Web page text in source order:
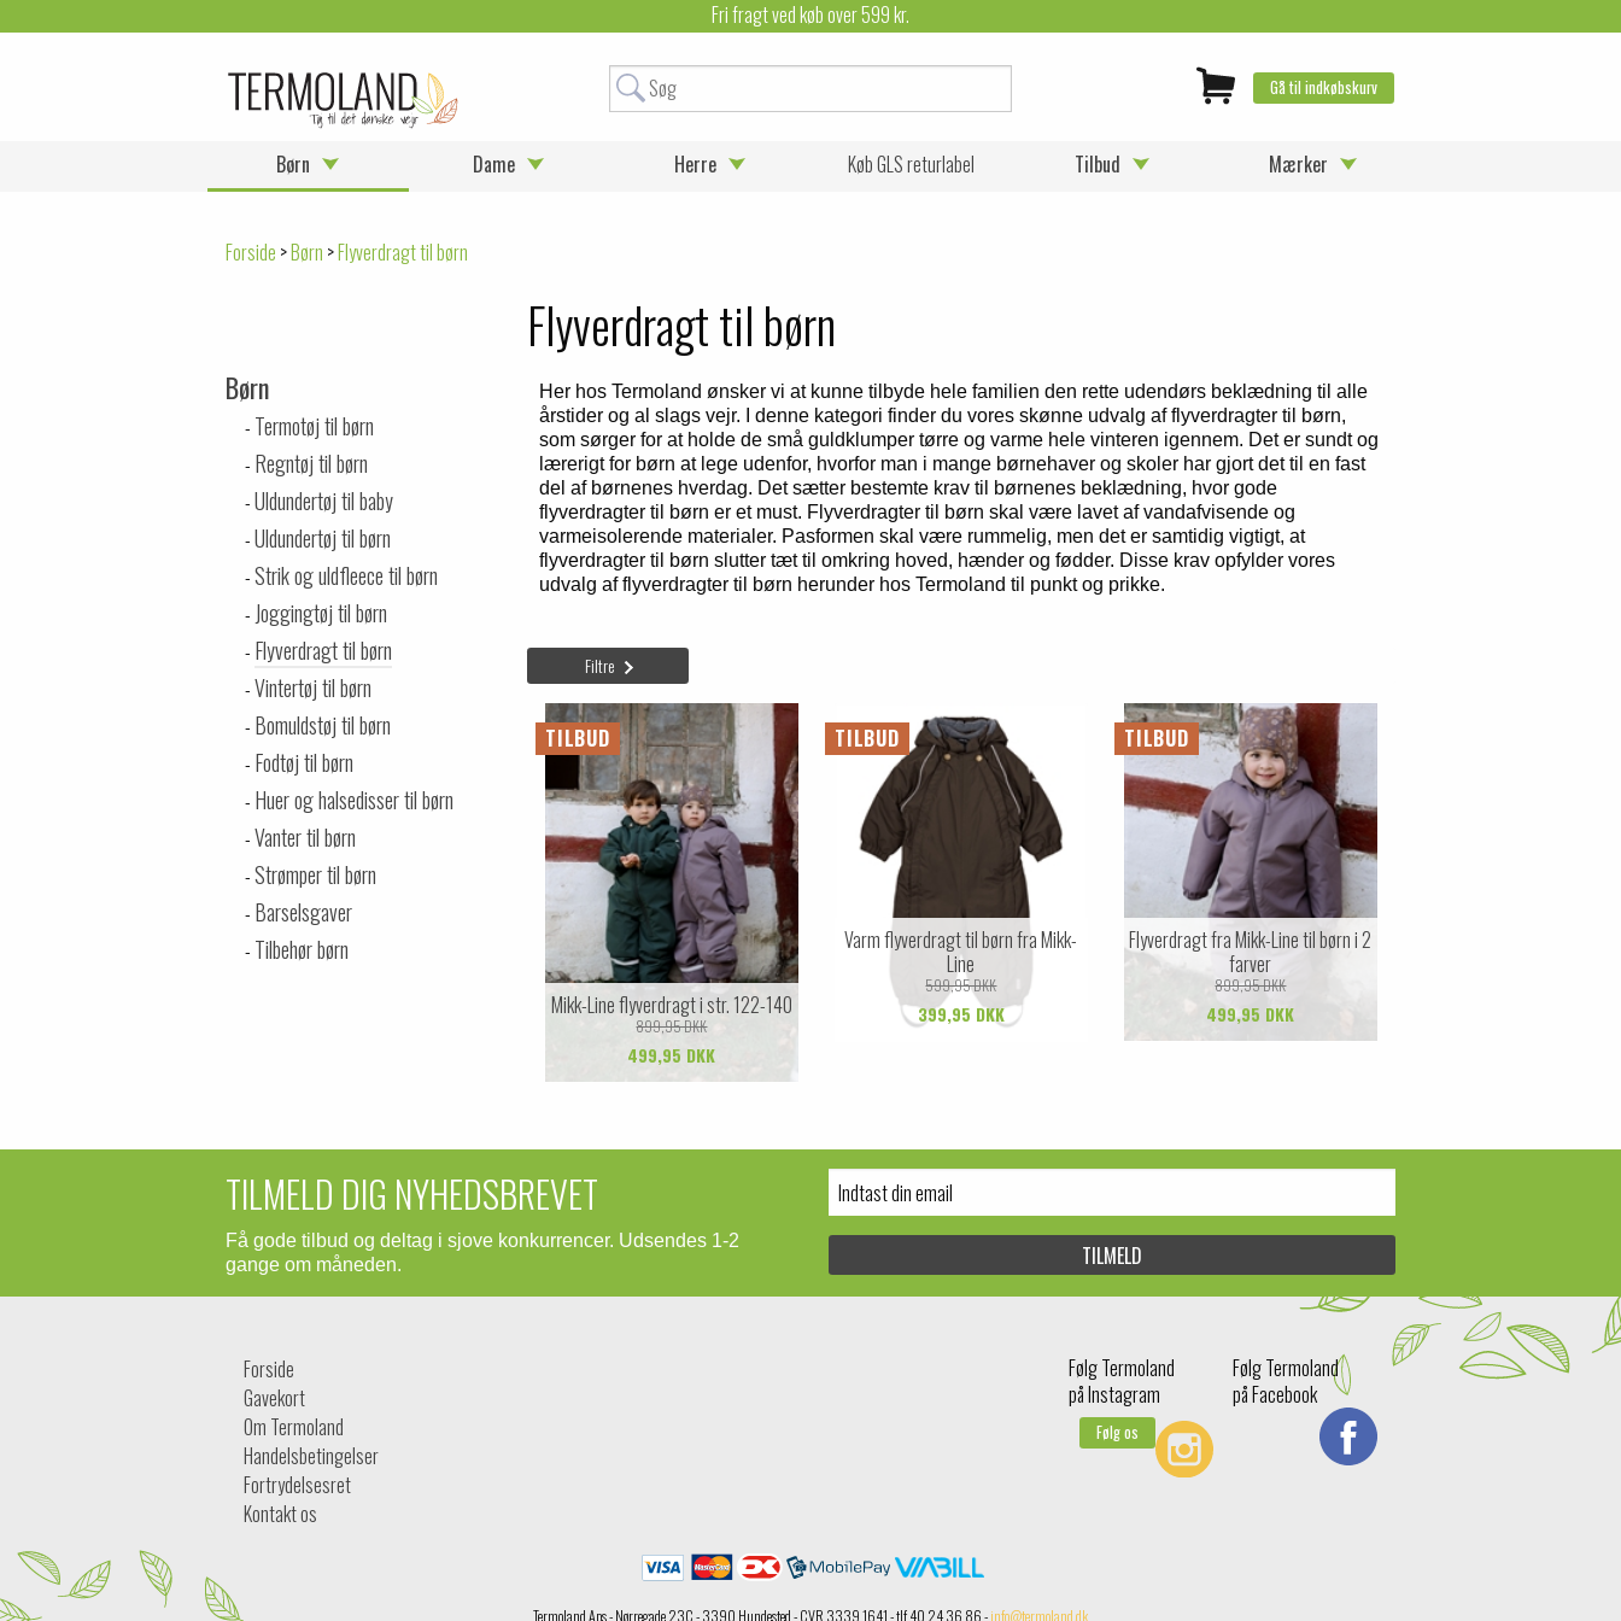
Fri fragt ved køb over 599 kr.
Gå til indkøbskurv
Børn Dame Herre Køb GLS returlabel Tilbud Mærker
Forside >Børn >Flyverdragt til børn
Flyverdragt til børn
Børn
Termotøj til børn
Regntøj til børn
Uldundertøj til baby
Uldundertøj til børn
Strik og uldfleece til børn
Joggingtøj til børn
Flyverdragt til børn
Vintertøj til børn
Bomuldstøj til børn
Fodtøj til børn
Huer og halsedisser til børn
Vanter til børn
Strømper til børn
Barselsgaver
Tilbehør børn
Her hos Termoland ønsker vi at kunne tilbyde hele familien den rette udendørs beklædning til alle
årstider og al slags vejr. I denne kategori finder du vores skønne udvalg af flyverdragter til børn,
som sørger for at holde de små guldklumper tørre og varme hele vinteren igennem. Det er sundt og
lærerigt for børn at lege udenfor, hvorfor man i mange børnehaver og skoler har gjort det til en fast
del af børnenes hverdag. Det sætter bestemte krav til børnenes beklædning, hvor gode
flyverdragter til børn er et must. Flyverdragter til børn skal være lavet af vandafvisende og
varmeisolerende materialer. Pasformen skal være rummelig, men det er samtidig vigtigt, at
flyverdragter til børn slutter tæt til omkring hoved, hænder og fødder. Disse krav opfylder vores
udvalg af flyverdragter til børn herunder hos Termoland til punkt og prikke.
Filtre
TILBUD
Mikk-Line flyverdragt i str. 122-140
899,95 DKK
499,95 DKK
TILBUD
Varm flyverdragt til børn fra Mikk-
Line
599,95 DKK
399,95 DKK
TILBUD
Flyverdragt fra Mikk-Line til børn i 2
farver
899,95 DKK
499,95 DKK
TILMELD DIG NYHEDSBREVET
Få gode tilbud og deltag i sjove konkurrencer. Udsendes 1-2
gange om måneden.
Forside
Gavekort
Om Termoland
Handelsbetingelser
Fortrydelsesret
Kontakt os
Følg Termoland
på Facebook
Følg Termoland
på Instagram
Følg os
Termoland Aps - Nørregade 23C - 3390 Hundested - CVR 3339 1641 - tlf 40 24 36 86 -info@termoland.dk